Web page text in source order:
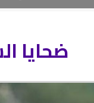
ضحايا